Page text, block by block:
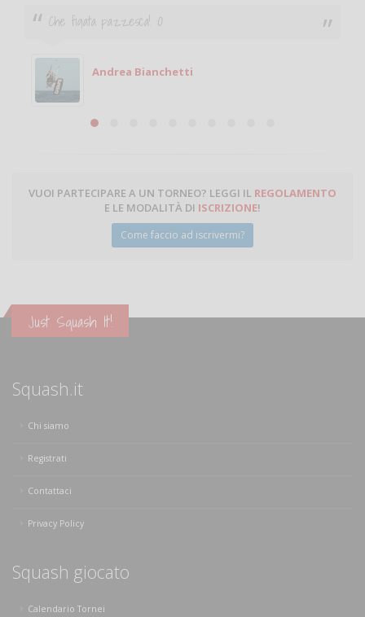
Che figata pazzesca! :O
Andrea Bianchetti
VUOI PARTECIPARE A UN TORNEO? LEGGI IL REGOLAMENTO
E LE MODALITÀ DI ISCRIZIONE!
Come faccio ad iscrivermi?
Just Squash It!
Squash.it
Chi siamo
Registrati
Contattaci
Privacy Policy
Squash giocato
Calendario Tornei